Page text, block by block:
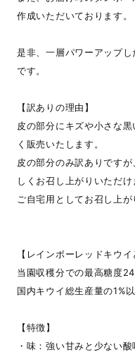
作成いただいております。
是非、一層パワーアップ
です。
【訳ありの理由】
皮の部分にキズや小さな
く販売いたします。
皮の部分のみ訳ありです
しくお召し上がりいただけ
ご自宅用としてお召し上が
【レインボーレッドキウイ
当園収穫分での最高糖度
国内キウイ総生産量の1%
【特徴】
・味：強い甘みと少ない